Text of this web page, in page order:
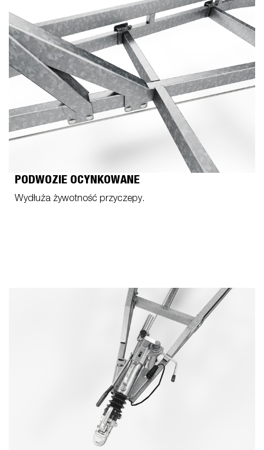
PODWOZIE OCYNKOWANE
Wydłuża żywotność przyczepy.